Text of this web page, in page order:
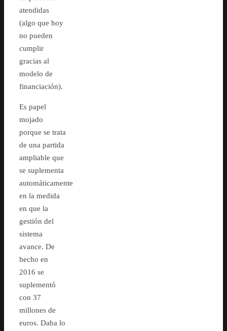
atendidas
(algo que hoy
no pueden
cumplir
gracias al
modelo de
financiación).
Es papel
mojado
porque se trata
de una partida
ampliable que
se suplementa
automáticamente
en la medida
en que la
gestión del
sistema
avance. De
hecho en
2016 se
suplementó
con 37
millones de
euros. Daba lo